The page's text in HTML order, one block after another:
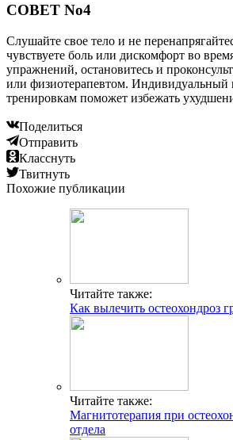
СОВЕТ No4
Слушайте свое тело и не
чувствуете боль или дискомфорт во
упражнений, остановитесь и
или физиотерапевтом. Индивидуальный
тренировкам поможет избежать
Поделиться
Отправить
Класснуть
Твитнуть
Похожие публикации
Читайте также:
Как вылечить остеохондроз
Читайте также:
Магнитотерапия при
отдела